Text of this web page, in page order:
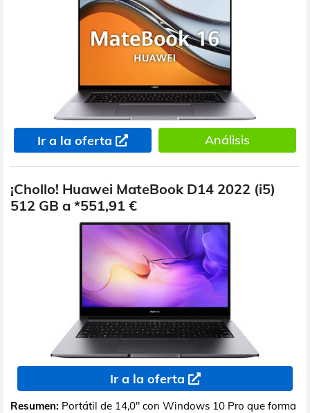
Ir a la oferta Análisis
¡Chollo! Huawei MateBook D14 2022 (i5)
512 GB a *551,91 €
Ir a la oferta
Resumen: Portátil de 14,0" con Windows 10 Pro que forma